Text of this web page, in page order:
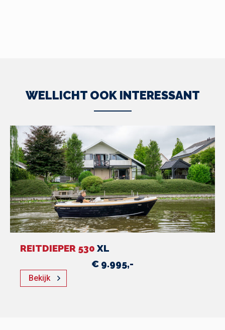
WELLICHT OOK INTERESSANT
REITDIEPER 530 XL
€ 9.995,-
Bekijk